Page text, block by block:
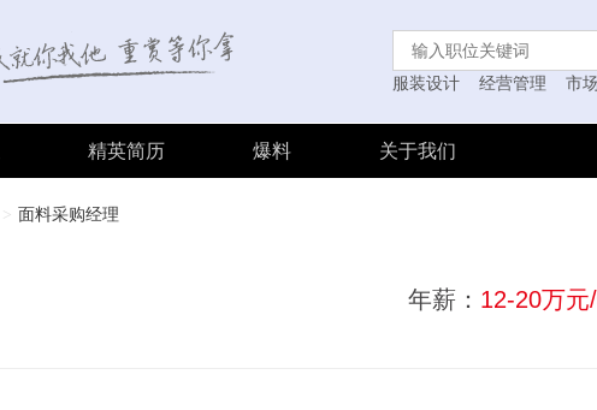
服装设计 经营管理 市
精英简历 爆料 关于我们
> 面料采购经理
年薪： 12-20万元